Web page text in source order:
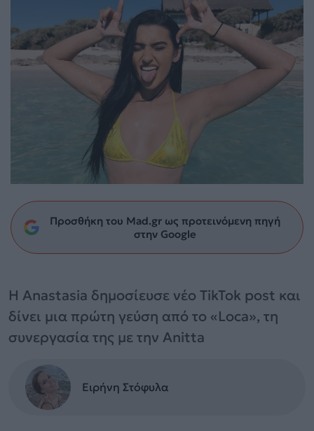
Προσθήκη του Mad.gr ως προτεινόμενη πηγή
στην Google
Η Anastasia δημοσίευσε νέο TikTok post και
δίνει μια πρώτη γεύση από το «Loca», τη
συνεργασία της με την Anitta
Ειρήνη Στόφυλα